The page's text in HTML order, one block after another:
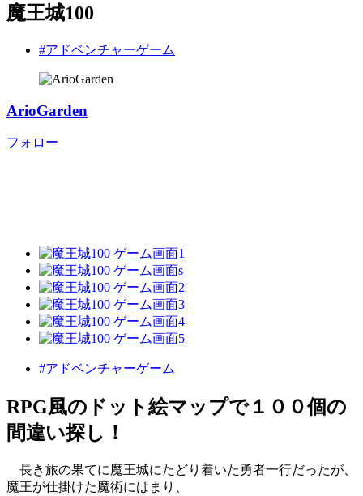
魔王城100
#アドベンチャーゲーム
ArioGarden
フォロー
#アドベンチャーゲーム
RPG風のドット絵マップで１００個の
間違い探し！
長き旅の果てに魔王城にたどり着いた勇者一行だったが、
魔王が仕掛けた魔術にはまり、